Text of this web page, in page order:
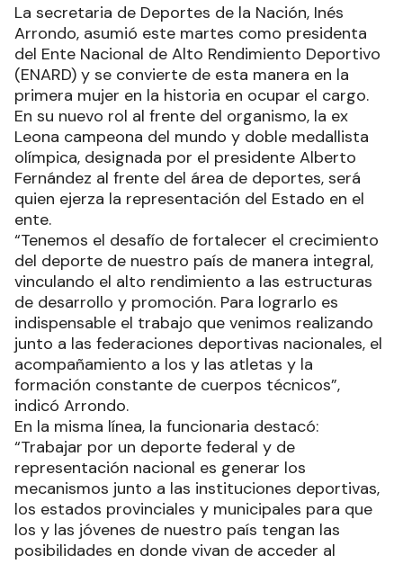
La secretaria de Deportes de la Nación, Inés
Arrondo, asumió este martes como presidenta
del Ente Nacional de Alto Rendimiento Deportivo
(ENARD) y se convierte de esta manera en la
primera mujer en la historia en ocupar el cargo.
En su nuevo rol al frente del organismo, la ex
Leona campeona del mundo y doble medallista
olímpica, designada por el presidente Alberto
Fernández al frente del área de deportes, será
quien ejerza la representación del Estado en el
ente.
“Tenemos el desafío de fortalecer el crecimiento
del deporte de nuestro país de manera integral,
vinculando el alto rendimiento a las estructuras
de desarrollo y promoción. Para lograrlo es
indispensable el trabajo que venimos realizando
junto a las federaciones deportivas nacionales, el
acompañamiento a los y las atletas y la
formación constante de cuerpos técnicos”,
indicó Arrondo.
En la misma línea, la funcionaria destacó:
“Trabajar por un deporte federal y de
representación nacional es generar los
mecanismos junto a las instituciones deportivas,
los estados provinciales y municipales para que
los y las jóvenes de nuestro país tengan las
posibilidades en donde vivan de acceder al